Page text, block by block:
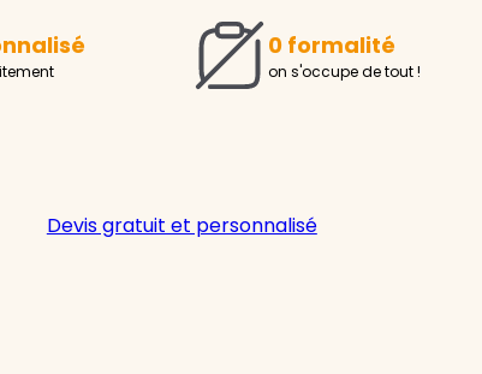
Demander un
0 formalité
on s'occupe de tout !
Devis gratuit et personnalisé